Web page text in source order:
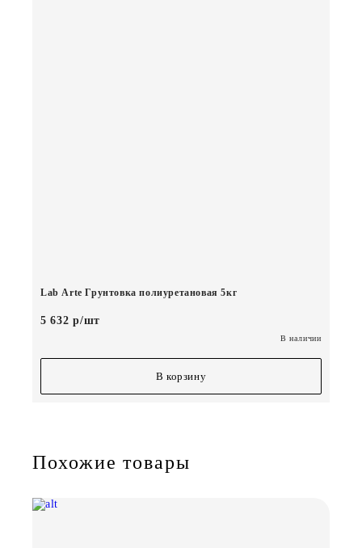
Lab Arte Грунтовка полиуретановая 5кг
5 632 р/шт
В наличии
В корзину
Похожие товары